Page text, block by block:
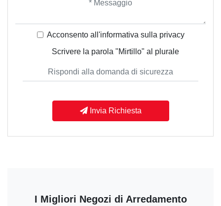
Acconsento all'informativa sulla privacy
Scrivere la parola "Mirtillo" al plurale
Invia Richiesta
I Migliori Negozi di Arredamento